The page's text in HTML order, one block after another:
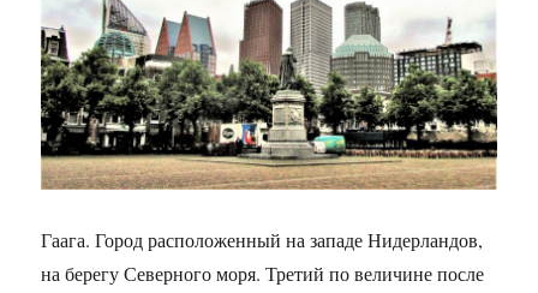
Гаага. Город расположенный на западе Нидерландов,
на берегу Северного моря. Третий по величине после